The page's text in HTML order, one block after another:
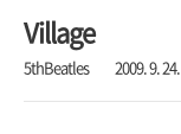
Village
5thBeatles 2009. 9. 24.